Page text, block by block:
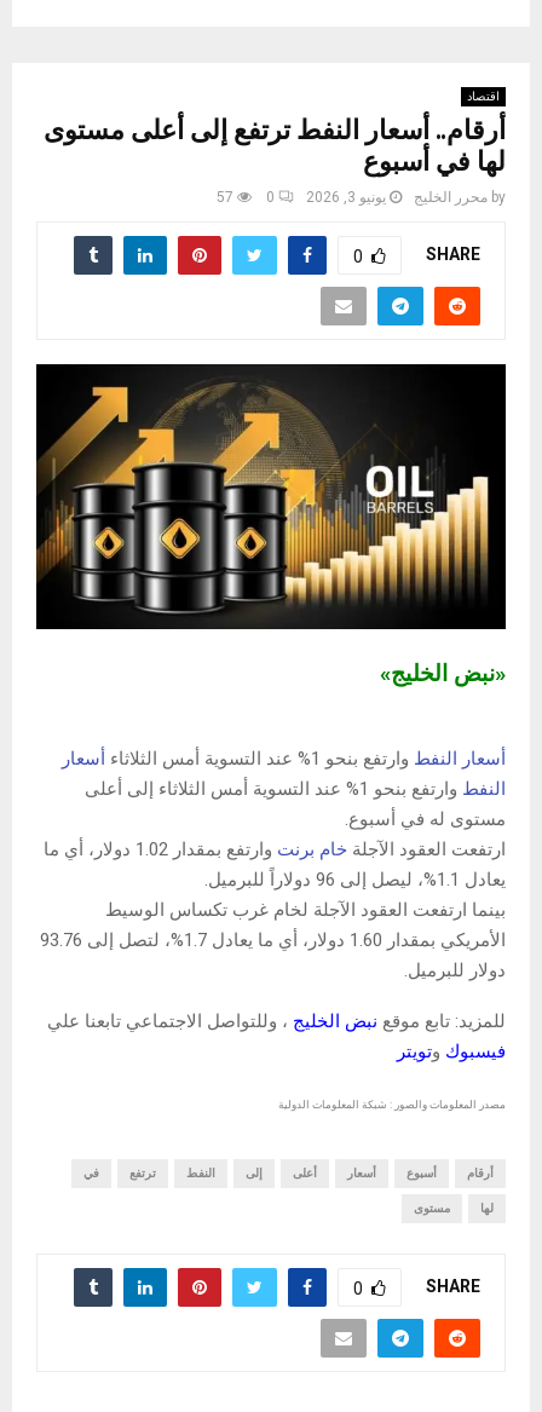
اقتصاد
أرقام.. أسعار النفط ترتفع إلى أعلى مستوى
لها في أسبوع
by محرر الخليج يونيو 3, 2026 0
57
SHARE
0
«نبض الخليج»
أسعار النفط وارتفع بنحو 1% عند التسوية أمس الثلاثاء
أسعار
النفط
وارتفع بنحو 1% عند التسوية أمس الثلاثاء إلى أعلى
مستوى له في أسبوع.
ارتفعت العقود الآجلة خام برنت
وارتفع بمقدار 1.02 دولار، أي ما
يعادل 1.1%، ليصل إلى 96 دولاراً للبرميل.
بينما ارتفعت العقود الآجلة لخام غرب تكساس الوسيط
الأمريكي بمقدار 1.60 دولار، أي ما يعادل 1.7%، لتصل إلى 93.76
دولار للبرميل.
للمزيد: تابع موقع نبض الخليج ، وللتواصل الاجتماعي تابعنا علي
فيسبوك وتويتر
مصدر المعلومات والصور : شبكة المعلومات الدولية
أرقام أسبوع أسعار أعلى إلى النفط ترتفع في
لها مستوى
SHARE
0